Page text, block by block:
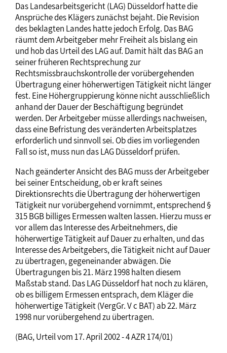
Das Landesarbeitsgericht (LAG) Düsseldorf hatte die
Ansprüche des Klägers zunächst bejaht. Die Revision
des beklagten Landes hatte jedoch Erfolg. Das BAG
räumt dem Arbeitgeber mehr Freiheit als bislang ein
und hob das Urteil des LAG auf. Damit hält das BAG an
seiner früheren Rechtsprechung zur
Rechtsmissbrauchskontrolle der vorübergehenden
Übertragung einer höherwertigen Tätigkeit nicht länger
fest. Eine Höhergruppierung könne nicht ausschließlich
anhand der Dauer der Beschäftigung begründet
werden. Der Arbeitgeber müsse allerdings nachweisen,
dass eine Befristung des veränderten Arbeitsplatzes
erforderlich und sinnvoll sei. Ob dies im vorliegenden
Fall so ist, muss nun das LAG Düsseldorf prüfen.
Nach geänderter Ansicht des BAG muss der Arbeitgeber
bei seiner Entscheidung, ob er kraft seines
Direktionsrechts die Übertragung der höherwertigen
Tätigkeit nur vorübergehend vornimmt, entsprechend §
315 BGB billiges Ermessen walten lassen. Hierzu muss er
vor allem das Interesse des Arbeitnehmers, die
höherwertige Tätigkeit auf Dauer zu erhalten, und das
Interesse des Arbeitgebers, die Tätigkeit nicht auf Dauer
zu übertragen, gegeneinander abwägen. Die
Übertragungen bis 21. März 1998 halten diesem
Maßstab stand. Das LAG Düsseldorf hat noch zu klären,
ob es billigem Ermessen entsprach, dem Kläger die
höherwertige Tätigkeit (VergGr. V c BAT) ab 22. März
1998 nur vorübergehend zu übertragen.
(BAG, Urteil vom 17. April 2002 - 4 AZR 174/01)